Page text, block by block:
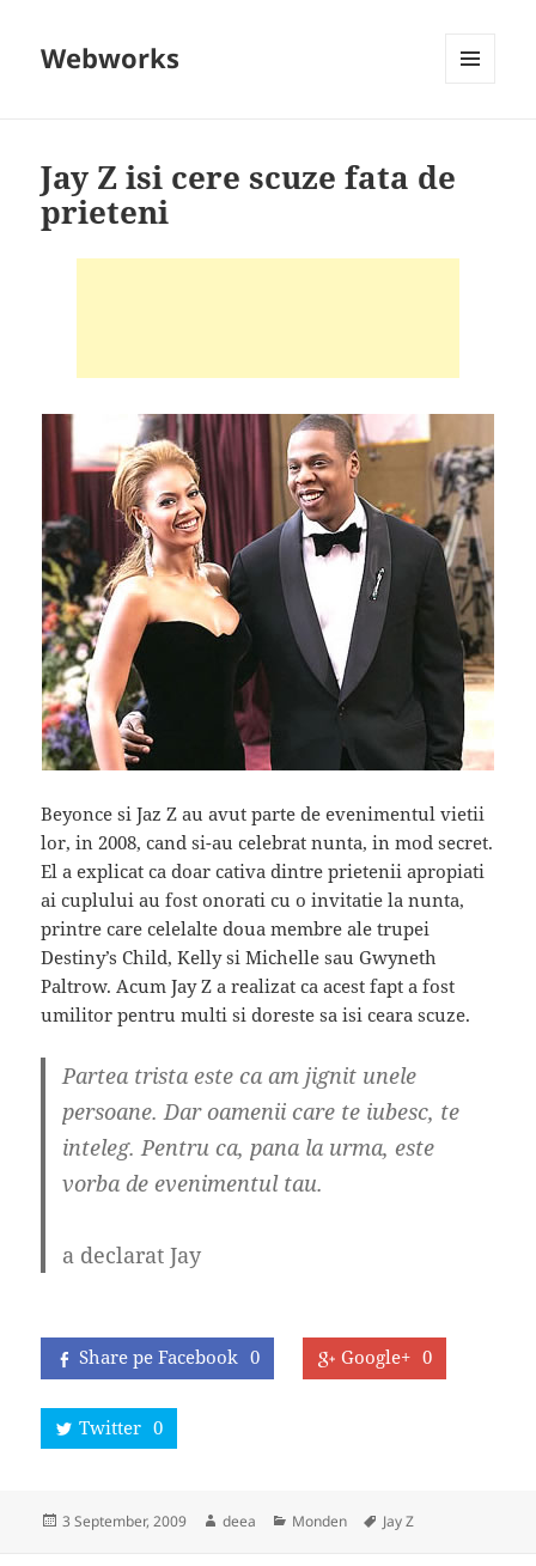
Webworks
Jay Z isi cere scuze fata de
prieteni
Beyonce si Jaz Z au avut parte de evenimentul vietii
lor, in 2008, cand si-au celebrat nunta, in mod secret.
El a explicat ca doar cativa dintre prietenii apropiati
ai cuplului au fost onorati cu o invitatie la nunta,
printre care celelalte doua membre ale trupei
Destiny’s Child, Kelly si Michelle sau Gwyneth
Paltrow. Acum Jay Z a realizat ca acest fapt a fost
umilitor pentru multi si doreste sa isi ceara scuze.
Partea trista este ca am jignit unele
persoane. Dar oamenii care te iubesc, te
inteleg. Pentru ca, pana la urma, este
vorba de evenimentul tau.
a declarat Jay
Share pe Facebook 0 Google+ 0
Twitter 0
Posted
3 September, 2009 Author
deea Categories
Monden Tags
Jay Z